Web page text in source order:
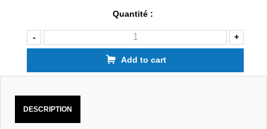
Quantité :
- +
Add to cart
DESCRIPTION